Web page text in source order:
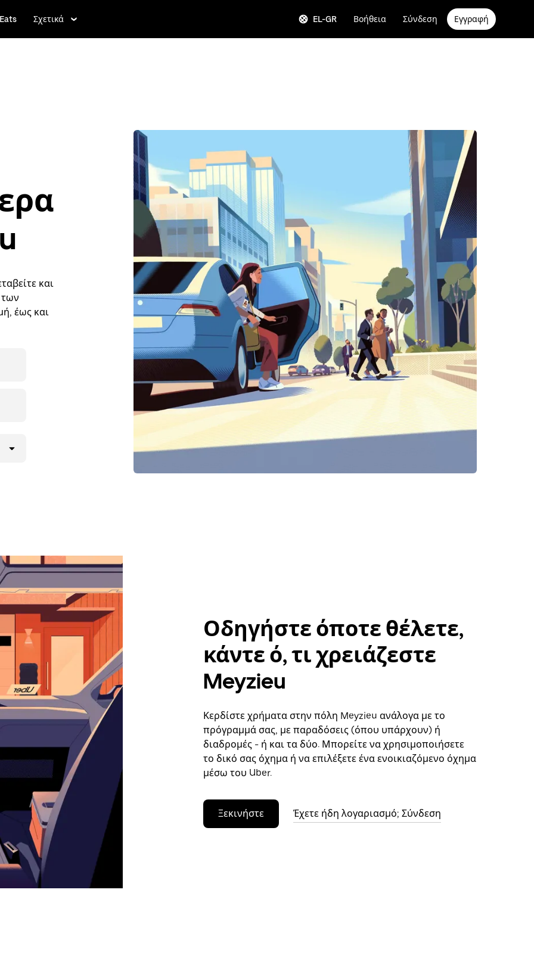
Σχετικά EL-GR Βοήθεια Σύνδεση Εγγραφή
και
των
έως και
Οδηγήστε όποτε θέλετε,
κάντε ό, τι χρειάζεστε
Meyzieu
Κερδίστε χρήματα στην πόλη Meyzieu ανάλογα με το
πρόγραμμά σας, με παραδόσεις (όπου υπάρχουν) ή
διαδρομές - ή και τα δύο. Μπορείτε να χρησιμοποιήσετε
το δικό σας όχημα ή να επιλέξετε ένα ενοικιαζόμενο όχημα
μέσω του Uber.
Ξεκινήστε Έχετε ήδη λογαριασμό; Σύνδεση